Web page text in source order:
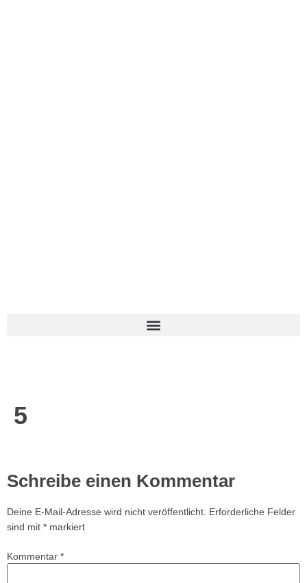
5
Schreibe einen Kommentar
Deine E-Mail-Adresse wird nicht veröffentlicht. Erforderliche Felder
sind mit * markiert
Kommentar *